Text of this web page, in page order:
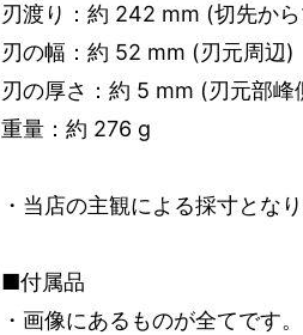
刃渡り：約 242 mm (切先か
刃の幅：約 52 mm (刃元周辺)
刃の厚さ：約 5 mm (刃元部峰
重量：約 276 g
・当店の主観による採寸とな
■付属品
・画像にあるものが全てです。